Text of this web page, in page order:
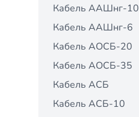
Кабель ААШнг-10
Кабель ААШнг-6
Кабель АОСБ-20
Кабель АОСБ-35
Кабель АСБ
Кабель АСБ-10